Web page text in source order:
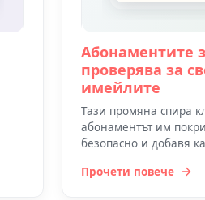
Абонаментите
проверява за
имейлите
Тази промяна спира
абонаментът им
безопасно и добавя
Прочети повече